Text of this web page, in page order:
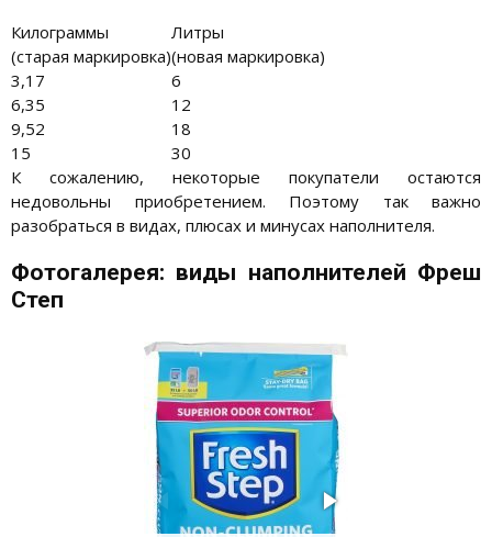
Килограммы
(старая маркировка)
Литры
(новая маркировка)
3,17
6
6,35
12
9,52
18
15
30
К сожалению, некоторые покупатели остаются
недовольны приобретением. Поэтому так важно
разобраться в видах, плюсах и минусах наполнителя.
Фотогалерея: виды наполнителей Фреш
Степ